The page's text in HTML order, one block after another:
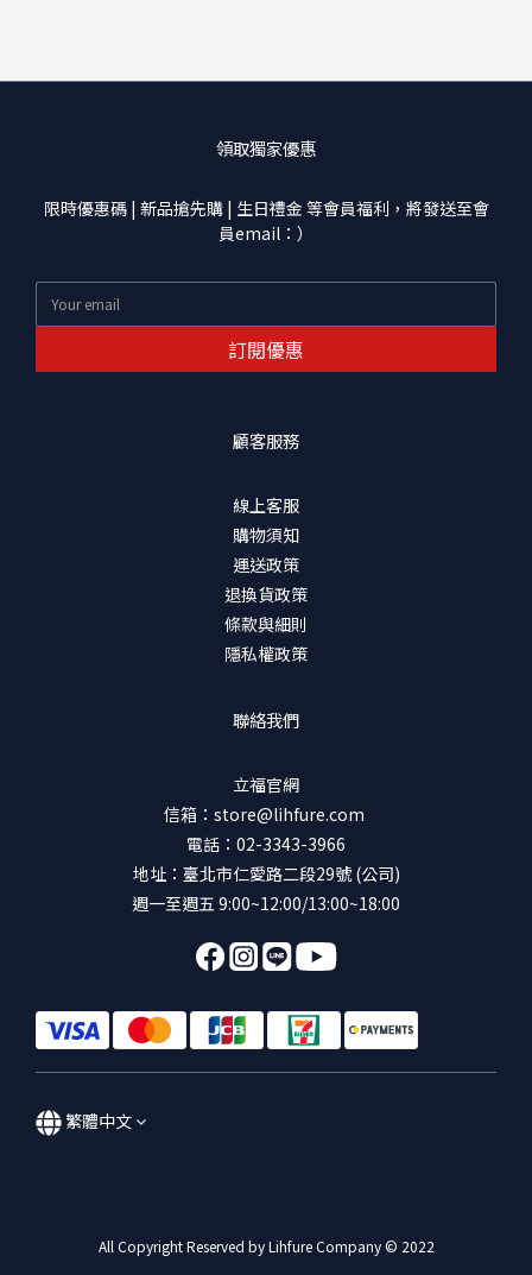
領取獨家優惠
限時優惠碼 | 新品搶先購 | 生日禮金 等會員福利，將發送至會
員email：）
訂閱優惠
顧客服務
線上客服
購物須知
運送政策
退換貨政策
條款與細則
隱私權政策
聯絡我們
立福官網
信箱：store@lihfure.com
電話：02-3343-3966
地址：臺北市仁愛路二段29號 (公司)
週一至週五 9:00~12:00/13:00~18:00
繁體中文
All Copyright Reserved by Lihfure Company © 2022